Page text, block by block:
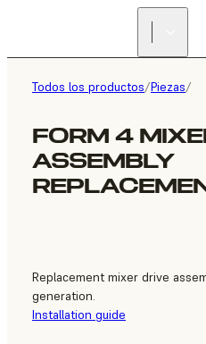
Todos los productos/Piezas/
FORM 4
ASSEMBLY
Replacement mixer drive
generation.
Installation guide